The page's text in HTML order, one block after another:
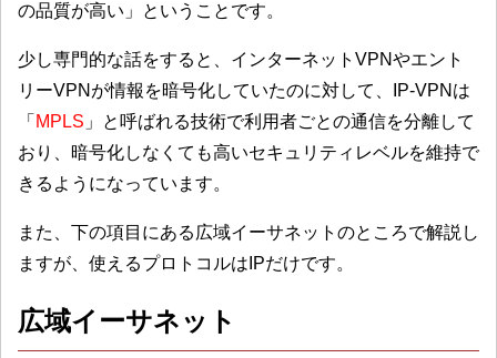
の品質が高い 」ということです。
少し専門的な話をすると、インターネットVPNやエント
リーVPNが情報を暗号化していたのに対して、IP-VPNは
「 MPLS 」と呼ばれる技術で利用者ごとの通信を分離して
おり、暗号化しなくても高いセキュリティレベルを維持で
きるようになっています。
また、下の項目にある広域イーサネットのところで解説し
ますが、使えるプロトコルはIPだけです。
広域イーサネット